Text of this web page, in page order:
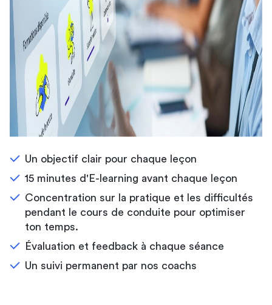
Un objectif clair pour chaque leçon
15 minutes d'E-learning avant chaque leçon
Concentration sur la pratique et les difficultés
pendant le cours de conduite pour optimiser
ton temps.
Évaluation et feedback à chaque séance
Un suivi permanent par nos coachs